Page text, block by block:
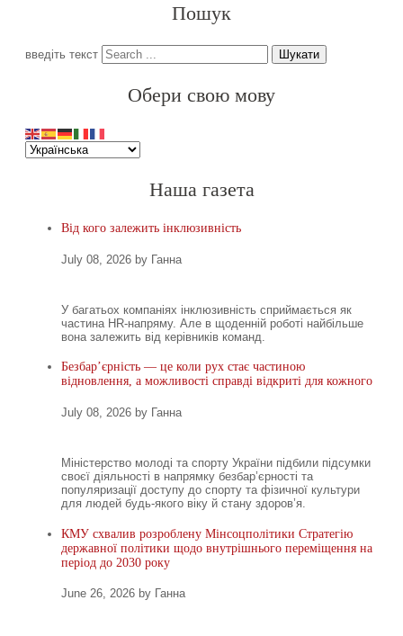
Пошук
введіть текст Шукати
Обери свою мову
Наша газета
Від кого залежить інклюзивність
July 08, 2026 by Ганна
У багатьох компаніях інклюзивність сприймається як
частина HR-напряму. Але в щоденній роботі найбільше
вона залежить від керівників команд.
Безбар’єрність — це коли рух стає частиною
відновлення, а можливості справді відкриті для кожного
July 08, 2026 by Ганна
Міністерство молоді та спорту України підбили підсумки
своєї діяльності в напрямку безбар’єрності та
популяризації доступу до спорту та фізичної культури
для людей будь-якого віку й стану здоров’я.
КМУ схвалив розроблену Мінсоцполітики Стратегію
державної політики щодо внутрішнього переміщення на
період до 2030 року
June 26, 2026 by Ганна